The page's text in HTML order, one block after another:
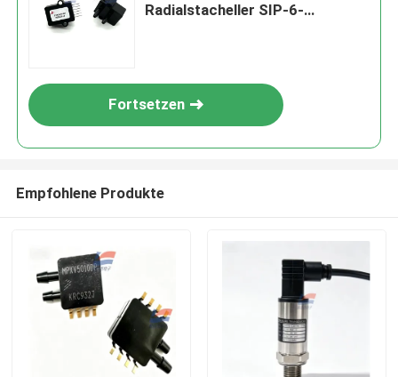
Radialstacheller SIP-6-
Fortsetzen
Empfohlene Produkte